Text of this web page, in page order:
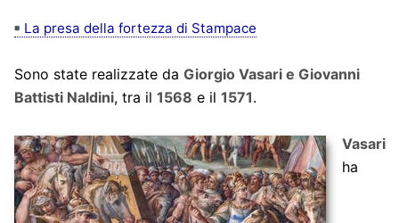
La presa della fortezza di Stampace
Sono state realizzate da Giorgio Vasari e Giovanni
Battisti Naldini, tra il 1568 e il 1571.
Vasari
ha